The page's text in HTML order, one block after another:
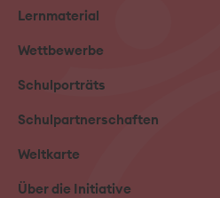
Lernmaterial
Wettbewerbe
Schulporträts
Schulpartnerschaften
Weltkarte
Über die Initiative